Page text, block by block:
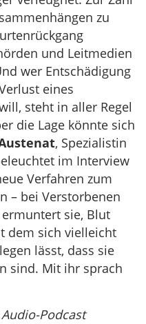
zu
und Leitmedien
wer Entschädigung
eines
steht in aller Regel
die Lage könnte sich
, Spezialistin
im Interview
Verfahren zum
– bei Verstorbenen
sie, Blut
dem sich vielleicht
lässt, dass sie
sind. Mit ihr sprach
Podcast